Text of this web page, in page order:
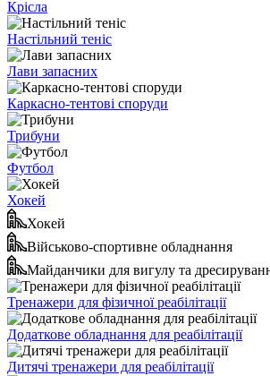
Крісла
Настільний теніс
Лави запасних
Каркасно-тентові споруди
Трибуни
Футбол
Хокей
Хокей
Військово-спортивне обладнання
Майданчики для вигулу та
Тренажери для фізичної реабілітації
Додаткове обладнання для реабілітації
Дитячі тренажери для реабілітації